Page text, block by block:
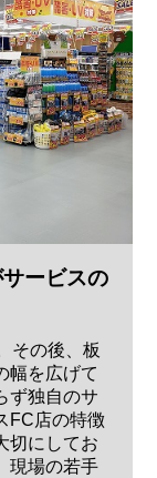
ービスの
その後、板
幅を広げて
ず独自のサ
FC店の特徴
切にしてお
現場の若手